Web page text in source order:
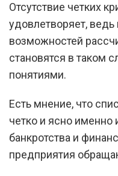
Отсутствие четких
удовлетворяет,
возможностей
становятся в таком
понятиями.
Есть мнение, что
четко и ясно именно
банкротства и
предприятия